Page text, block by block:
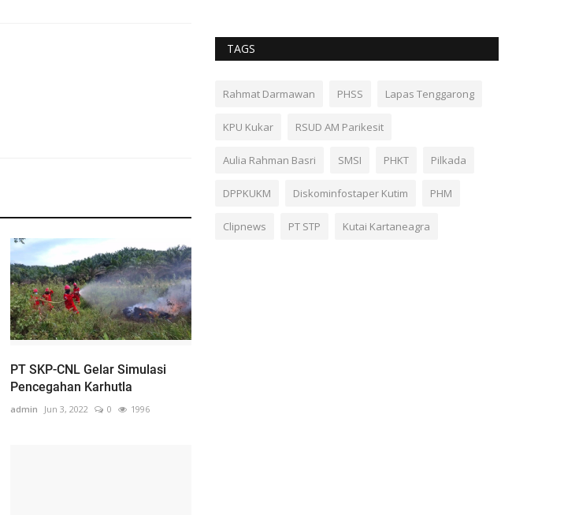
PT SKP-CNL Gelar Simulasi
Pencegahan Karhutla
admin Jun 3, 2022 0 1996
TAGS
Rahmat Darmawan PHSS Lapas Tenggarong
KPU Kukar RSUD AM Parikesit
Aulia Rahman Basri SMSI PHKT Pilkada
DPPKUKM Diskominfostaper Kutim PHM
Clipnews PT STP Kutai Kartaneagra